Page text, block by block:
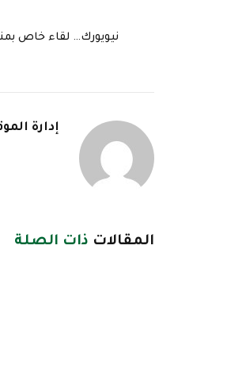
نيويورك… لقاء خاص
إدارة
المقالات ذات الصلة